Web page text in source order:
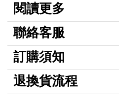
閱讀更多
聯絡客服
訂購須知
退換貨流程